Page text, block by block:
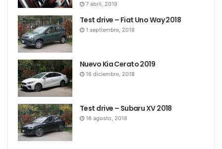
7 abril, 2019
Test drive – Fiat Uno Way 2018
1 septiembre, 2018
Nuevo Kia Cerato 2019
16 diciembre, 2018
Test drive – Subaru XV 2018
16 agosto, 2018